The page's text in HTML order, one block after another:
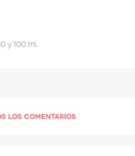
y 100 ml.
LOS COMENTARIOS